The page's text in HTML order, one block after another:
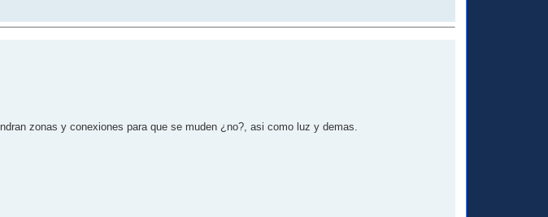
zonas y conexiones para que se muden ¿no?, asi como luz y demas.